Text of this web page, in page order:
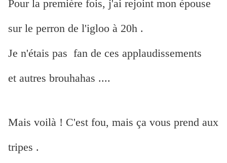
Pour la première fois, j'ai rejoint mon épouse
sur le perron de l'igloo à 20h .
Je n'étais pas fan de ces applaudissements
et autres brouhahas ....
Mais voilà ! C'est fou, mais ça vous prend aux
tripes .